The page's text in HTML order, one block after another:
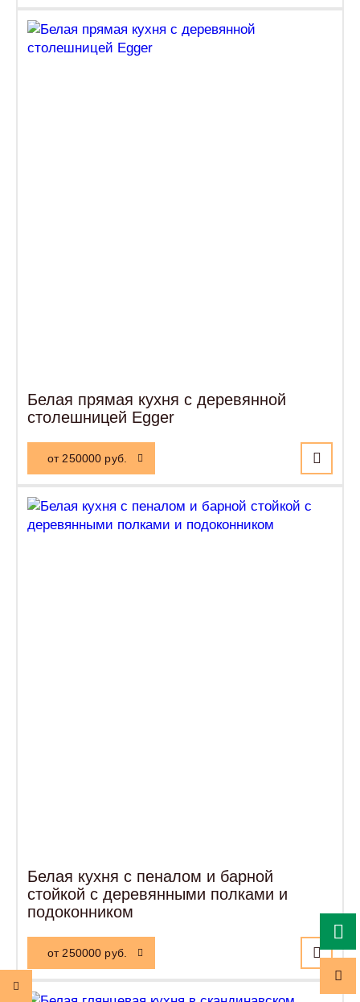
Белая прямая кухня с деревянной
столешницей Egger
от 250000 руб.
Белая кухня с пеналом и барной
стойкой с деревянными полками и
подоконником
от 250000 руб.